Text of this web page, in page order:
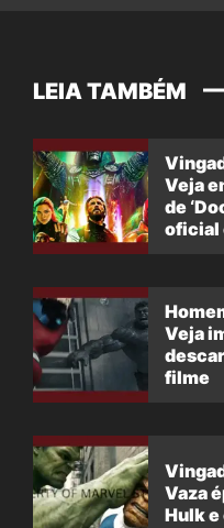
LEIA TAMBÉM
Veja
de
oficial
Veja
filme
Vaza
Hulk e